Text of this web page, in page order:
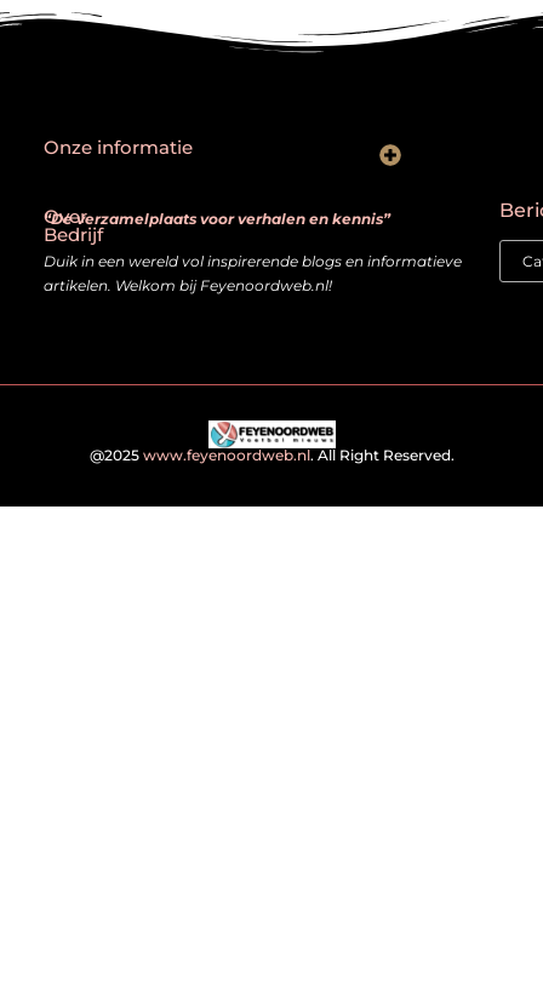
Over
Bedrijf
“De verzamelplaats voor verhalen en kennis”
Duik in een wereld vol inspirerende blogs en informatieve
artikelen. Welkom bij Feyenoordweb.nl!
Onze informatie
@2025 www.feyenoordweb.nl. All Right Reserved.